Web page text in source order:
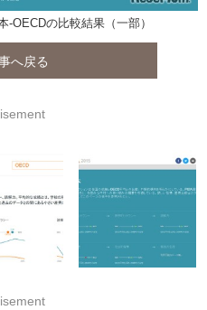
の比較結果（一部）
へ戻る